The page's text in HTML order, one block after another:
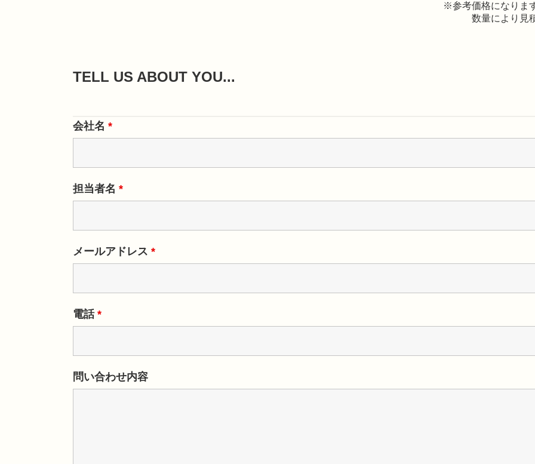
※参考価格になりま
数量により見
TELL US ABOUT YOU...
会社名 *
担当者名 *
メールアドレス *
電話 *
問い合わせ内容